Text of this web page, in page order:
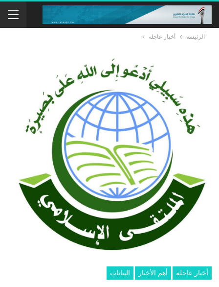
الرئيسة أخبار عاجلة
أخبار عاجلة أهم الأخبار البيانات